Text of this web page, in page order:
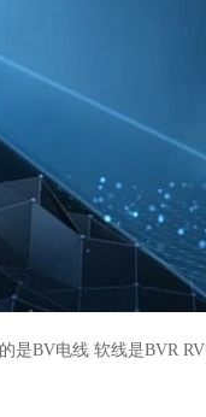
是BV电线 软线是BVR